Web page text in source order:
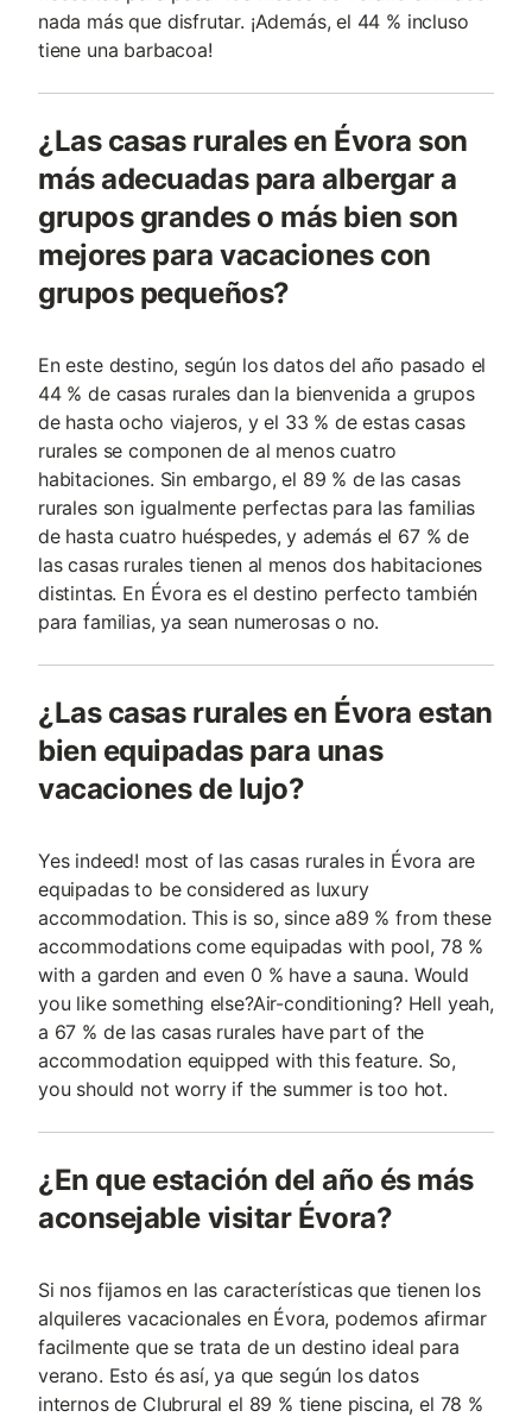
nada más que disfrutar. ¡Además, el 44 % incluso
tiene una barbacoa!
¿Las casas rurales en Évora son
más adecuadas para albergar a
grupos grandes o más bien son
mejores para vacaciones con
grupos pequeños?
En este destino, según los datos del año pasado el
44 % de casas rurales dan la bienvenida a grupos
de hasta ocho viajeros, y el 33 % de estas casas
rurales se componen de al menos cuatro
habitaciones. Sin embargo, el 89 % de las casas
rurales son igualmente perfectas para las familias
de hasta cuatro huéspedes, y además el 67 % de
las casas rurales tienen al menos dos habitaciones
distintas. En Évora es el destino perfecto también
para familias, ya sean numerosas o no.
¿Las casas rurales en Évora estan
bien equipadas para unas
vacaciones de lujo?
Yes indeed! most of las casas rurales in Évora are
equipadas to be considered as luxury
accommodation. This is so, since a89 % from these
accommodations come equipadas with pool, 78 %
with a garden and even 0 % have a sauna. Would
you like something else?Air-conditioning? Hell yeah,
a 67 % de las casas rurales have part of the
accommodation equipped with this feature. So,
you should not worry if the summer is too hot.
¿En que estación del año és más
aconsejable visitar Évora?
Si nos fijamos en las características que tienen los
alquileres vacacionales en Évora, podemos afirmar
facilmente que se trata de un destino ideal para
verano. Esto és así, ya que según los datos
internos de Clubrural el 89 % tiene piscina, el 78 %